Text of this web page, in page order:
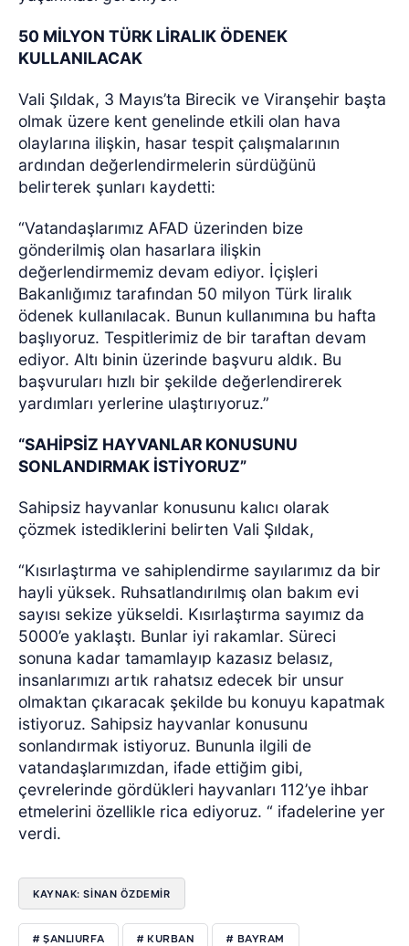
50 MİLYON TÜRK LİRALIK ÖDENEK
KULLANILACAK
Vali Şıldak, 3 Mayıs’ta Birecik ve Viranşehir başta
olmak üzere kent genelinde etkili olan hava
olaylarına ilişkin, hasar tespit çalışmalarının
ardından değerlendirmelerin sürdüğünü
belirterek şunları kaydetti:
“Vatandaşlarımız AFAD üzerinden bize
gönderilmiş olan hasarlara ilişkin
değerlendirmemiz devam ediyor. İçişleri
Bakanlığımız tarafından 50 milyon Türk liralık
ödenek kullanılacak. Bunun kullanımına bu hafta
başlıyoruz. Tespitlerimiz de bir taraftan devam
ediyor. Altı binin üzerinde başvuru aldık. Bu
başvuruları hızlı bir şekilde değerlendirerek
yardımları yerlerine ulaştırıyoruz.”
“SAHİPSİZ HAYVANLAR KONUSUNU
SONLANDIRMAK İSTİYORUZ”
Sahipsiz hayvanlar konusunu kalıcı olarak
çözmek istediklerini belirten Vali Şıldak,
“Kısırlaştırma ve sahiplendirme sayılarımız da bir
hayli yüksek. Ruhsatlandırılmış olan bakım evi
sayısı sekize yükseldi. Kısırlaştırma sayımız da
5000’e yaklaştı. Bunlar iyi rakamlar. Süreci
sonuna kadar tamamlayıp kazasız belasız,
insanlarımızı artık rahatsız edecek bir unsur
olmaktan çıkaracak şekilde bu konuyu kapatmak
istiyoruz. Sahipsiz hayvanlar konusunu
sonlandırmak istiyoruz. Bununla ilgili de
vatandaşlarımızdan, ifade ettiğim gibi,
çevrelerinde gördükleri hayvanları 112’ye ihbar
etmelerini özellikle rica ediyoruz. “ ifadelerine yer
verdi.
KAYNAK: SİNAN ÖZDEMİR
# ŞANLIURFA # KURBAN # BAYRAM